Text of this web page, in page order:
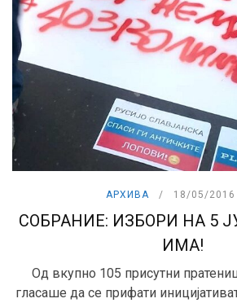
АРХИВА 18/05/2016
СОБРАНИЕ: ИЗБОРИ НА 5
ИМА!
Од вкупно 105 присутни
гласаше да се прифати